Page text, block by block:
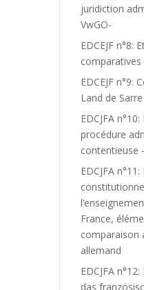
juridiction
VwGO-
EDCEJF n°8:
comparatives
EDCEJF n°9:
Land de Sarre
EDCJFA
procédure
contentieuse
EDCJFA
France,
comparaison
allemand
EDCJFA
das